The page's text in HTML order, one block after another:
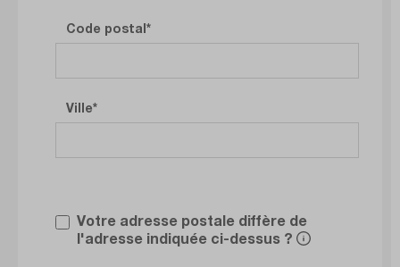
Code postal
Ville
Votre adresse postale diffère de
l'adresse indiquée ci-dessus ?